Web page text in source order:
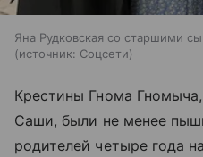
Яна Рудковская со старшими
источник: Соцсети
Крестины Гнома
Саши, были не менее
родителей четыре года